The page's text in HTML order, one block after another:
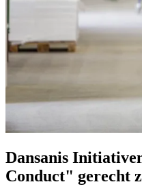
Dansanis
Conduct" gerecht